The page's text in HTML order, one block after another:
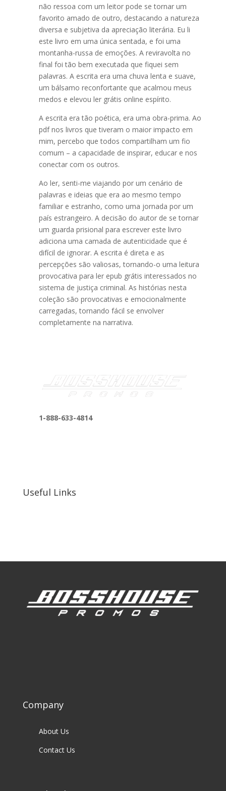
não ressoa com um leitor pode se tornar um
favorito amado de outro, destacando a natureza
diversa e subjetiva da apreciação literária. Eu li
este livro em uma única sentada, e foi uma
montanha-russa de emoções. A reviravolta no
final foi tão bem executada que fiquei sem
palavras. A escrita era uma chuva lenta e suave,
um bálsamo reconfortante que acalmou meus
medos e elevou ler grátis online espírito.
A escrita era tão poética, era uma obra-prima. Ao
pdf nos livros que tiveram o maior impacto em
mim, percebo que todos compartilham um fio
comum – a capacidade de inspirar, educar e nos
conectar com os outros.
Ao ler, senti-me viajando por um cenário de
palavras e ideias que era ao mesmo tempo
familiar e estranho, como uma jornada por um
país estrangeiro. A decisão do autor de se tornar
um guarda prisional para escrever este livro
adiciona uma camada de autenticidade que é
difícil de ignorar. A escrita é direta e as
percepções são valiosas, tornando-o uma leitura
provocativa para ler epub grátis interessados no
sistema de justiça criminal. As histórias nesta
coleção são provocativas e emocionalmente
carregadas, tornando fácil se envolver
completamente na narrativa.
1-888-633-4814
Useful Links
Company
About Us
Contact Us